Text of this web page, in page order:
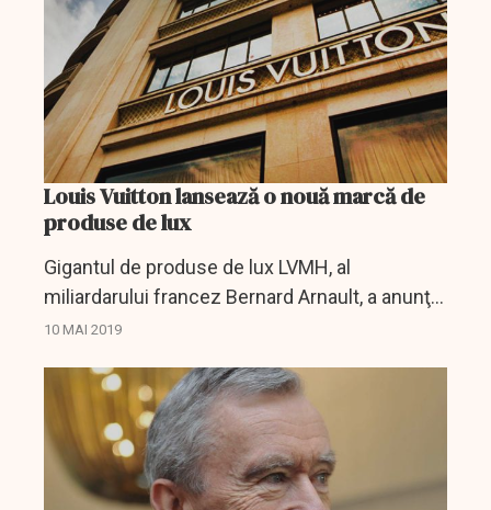
Louis Vuitton lansează o nouă marcă de
produse de lux
Gigantul de produse de lux LVMH, al
miliardarului francez Bernard Arnault, a anunţat
vineri 'lansarea iminentă', în primăvară,
noi mărci de lux...
10 MAI 2019